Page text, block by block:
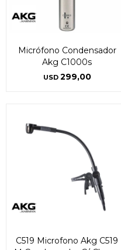
Micrófono Condensador
Akg C1000s
USD 299,00
C519 Microfono Akg C519